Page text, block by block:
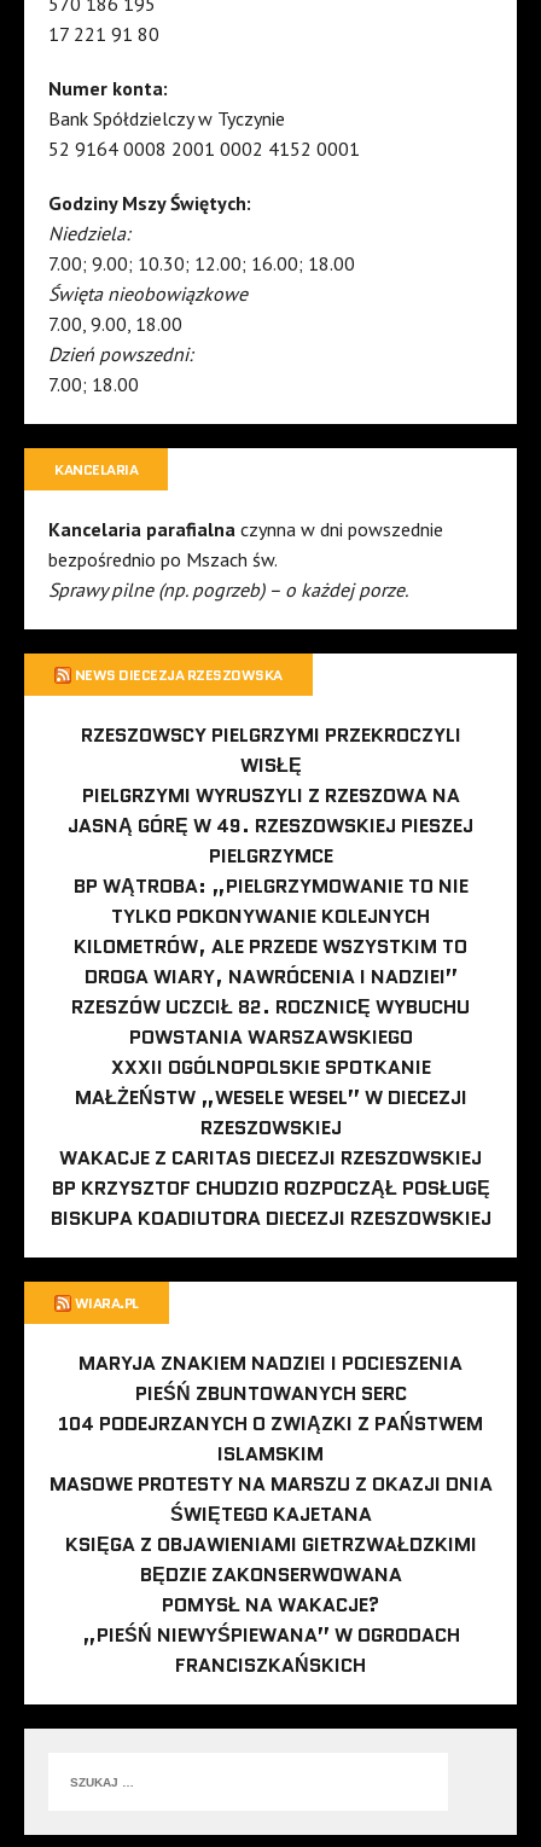
17 221 91 80
Numer konta:
Bank Spółdzielczy w Tyczynie
52 9164 0008 2001 0002 4152 0001
Godziny Mszy Świętych:
Niedziela:
7.00; 9.00; 10.30; 12.00; 16.00; 18.00
Święta nieobowiązkowe
7.00, 9.00, 18.00
Dzień powszedni:
7.00; 18.00
KANCELARIA
Kancelaria parafialna czynna w dni powszednie
bezpośrednio po Mszach św.
Sprawy pilne (np. pogrzeb) – o każdej porze.
NEWS DIECEZJA RZESZOWSKA
RZESZOWSCY PIELGRZYMI PRZEKROCZYLI
WISŁĘ
PIELGRZYMI WYRUSZYLI Z RZESZOWA NA
JASNĄ GÓRĘ W 49. RZESZOWSKIEJ PIESZEJ
PIELGRZYMCE
BP WĄTROBA: „PIELGRZYMOWANIE TO NIE
TYLKO POKONYWANIE KOLEJNYCH
KILOMETRÓW, ALE PRZEDE WSZYSTKIM TO
DROGA WIARY, NAWRÓCENIA I NADZIEI”
RZESZÓW UCZCIŁ 82. ROCZNICĘ WYBUCHU
POWSTANIA WARSZAWSKIEGO
XXXII OGÓLNOPOLSKIE SPOTKANIE
MAŁŻEŃSTW „WESELE WESEL” W DIECEZJI
RZESZOWSKIEJ
WAKACJE Z CARITAS DIECEZJI RZESZOWSKIEJ
BP KRZYSZTOF CHUDZIO ROZPOCZĄŁ POSŁUGĘ
BISKUPA KOADIUTORA DIECEZJI RZESZOWSKIEJ
WIARA.PL
MARYJA ZNAKIEM NADZIEI I POCIESZENIA
PIEŚŃ ZBUNTOWANYCH SERC
104 PODEJRZANYCH O ZWIĄZKI Z PAŃSTWEM
ISLAMSKIM
MASOWE PROTESTY NA MARSZU Z OKAZJI DNIA
ŚWIĘTEGO KAJETANA
KSIĘGA Z OBJAWIENIAMI GIETRZWAŁDZKIMI
BĘDZIE ZAKONSERWOWANA
POMYSŁ NA WAKACJE?
„PIEŚŃ NIEWYŚPIEWANA” W OGRODACH
FRANCISZKAŃSKICH